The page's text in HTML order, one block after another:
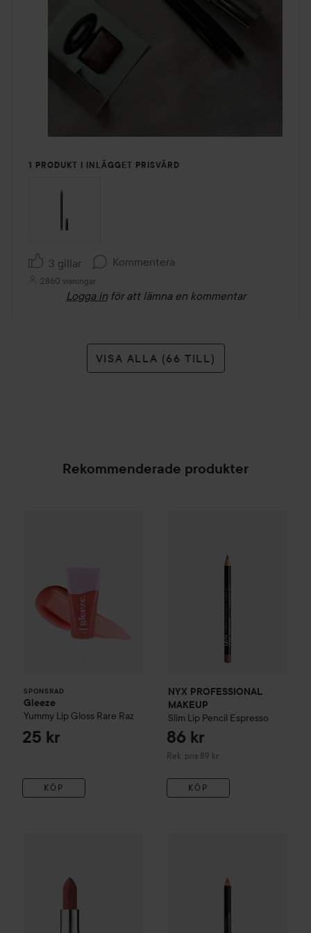
1 PRODUKT I INLÄGGET PRISVÄRD
3 gillar Kommentera
2860 visningar
Logga in för att lämna en kommentar
VISA ALLA (66 TILL)
Rekommenderade produkter
SPONSRAD
Gleeze
Yummy Lip Gloss Rare Raz
25 kr
KÖP
NYX PROFESSIONAL
MAKEUP
Slim Lip Pencil Espresso
86 kr
Rek. pris 89 kr
Rekommenderat pris 89 kr
KÖP